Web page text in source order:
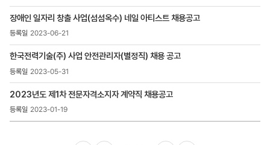
장애인 일자리 창출 사업(섬섬옥수) 네일 아티스트 채용공고
2023-06-21
한국전력기술(주) 사업 안전관리자(별정직) 채용 공고
2023-05-31
2023년도 제1차 전문자격소지자 계약직 채용공고
2023-01-19